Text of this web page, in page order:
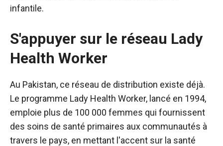
infantile.
S'appuyer sur le réseau Lady
Health Worker
Au Pakistan, ce réseau de distribution existe déjà.
Le programme Lady Health Worker, lancé en 1994,
emploie plus de 100 000 femmes qui fournissent
des soins de santé primaires aux communautés à
travers le pays, en mettant l'accent sur la santé